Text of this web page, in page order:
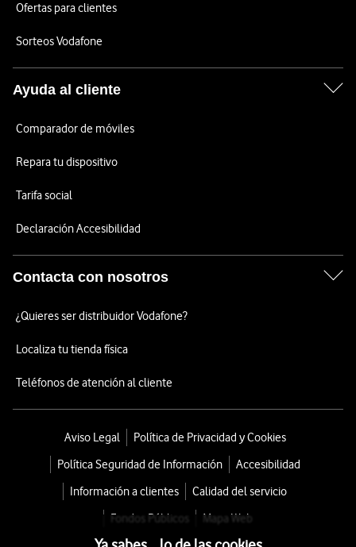
Ofertas para clientes
Sorteos Vodafone
Ayuda al cliente
Comparador de móviles
Repara tu dispositivo
Tarifa social
Declaración Accesibilidad
Contacta con nosotros
¿Quieres ser distribuidor Vodafone?
Localiza tu tienda física
Teléfonos de atención al cliente
Aviso Legal
Política de Privacidad y Cookies
Política Seguridad de Información
Accesibilidad
Información a clientes
Calidad del servicio
Fondos Públicos
Mapa Web